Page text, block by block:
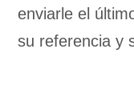
enviarle el
su referencia y